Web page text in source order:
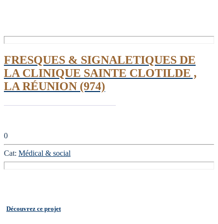
FRESQUES & SIGNALETIQUES DE
LA CLINIQUE SAINTE CLOTILDE ,
LA RÉUNION (974)
0
Cat: Médical & social
Découvrez ce projet